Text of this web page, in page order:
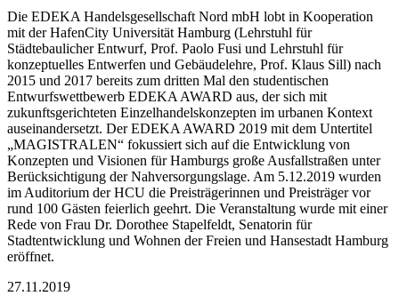
Die EDEKA Handelsgesellschaft Nord mbH lobt in Kooperation
mit der HafenCity Universität Hamburg (Lehrstuhl für
Städtebaulicher Entwurf, Prof. Paolo Fusi und Lehrstuhl für
konzeptuelles Entwerfen und Gebäudelehre, Prof. Klaus Sill) nach
2015 und 2017 bereits zum dritten Mal den studentischen
Entwurfswettbewerb EDEKA AWARD aus, der sich mit
zukunftsgerichteten Einzelhandelskonzepten im urbanen Kontext
auseinandersetzt. Der EDEKA AWARD 2019 mit dem Untertitel
„MAGISTRALEN“ fokussiert sich auf die Entwicklung von
Konzepten und Visionen für Hamburgs große Ausfallstraßen unter
Berücksichtigung der Nahversorgungslage. Am 5.12.2019 wurden
im Auditorium der HCU die Preisträgerinnen und Preisträger vor
rund 100 Gästen feierlich geehrt. Die Veranstaltung wurde mit einer
Rede von Frau Dr. Dorothee Stapelfeldt, Senatorin für
Stadtentwicklung und Wohnen der Freien und Hansestadt Hamburg
eröffnet.
27.11.2019